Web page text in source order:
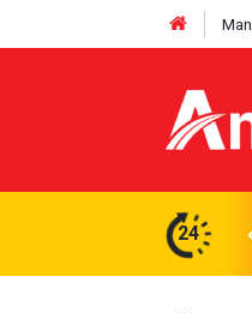
24
Kurdî’de yayınlanacak